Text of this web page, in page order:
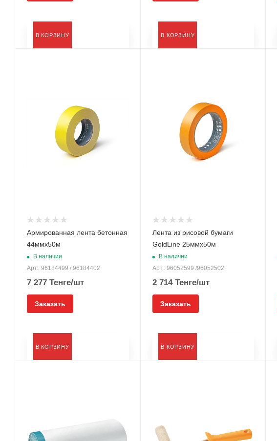
В КОРЗИНУ В КОРЗИНУ
Армированная лента бетонная
44ммx50м
В наличии
Арт.: 96184499 / 96184402
7 277 Тенге/шт
Заказать
В КОРЗИНУ
Лента из рисовой бумаги
GoldLine 25ммx50м
В наличии
Арт.: 96052599 /96052502
2 714Тенге/шт
Заказать
В КОРЗИНУ